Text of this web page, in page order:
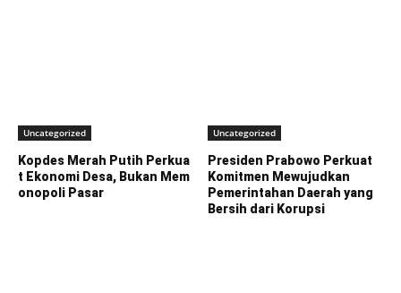
Uncategorized
Kopdes Merah Putih Perkua
t Ekonomi Desa, Bukan Mem
onopoli Pasar
Uncategorized
Presiden Prabowo Perkuat
Komitmen Mewujudkan
Pemerintahan Daerah yang
Bersih dari Korupsi